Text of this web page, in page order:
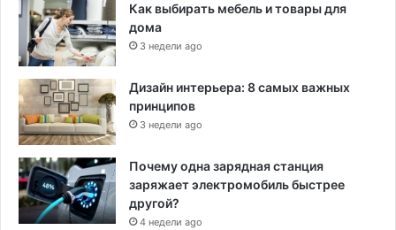
Как выбирать мебель и товары для
дома
3 недели ago
Дизайн интерьера: 8 самых важных
принципов
3 недели ago
Почему одна зарядная станция
заряжает электромобиль быстрее
другой?
4 недели ago